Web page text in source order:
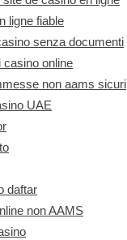
ligne fiable
senza documenti
casino online
non aams sicuri
UAE
daftar
non AAMS